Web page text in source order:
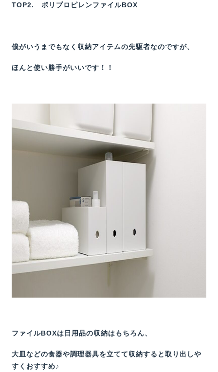
TOP2. ポリプロピレンファイルBOX
僕がいうまでもなく収納アイテムの先駆者なのですが、
ほんと使い勝手がいいです！！
ファイルBOXは日用品の収納はもちろん、
大皿などの食器や調理器具を立てて収納すると取り出しや
すくおすすめ♪